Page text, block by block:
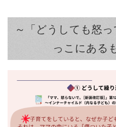
～「どうしても怒
っこにある